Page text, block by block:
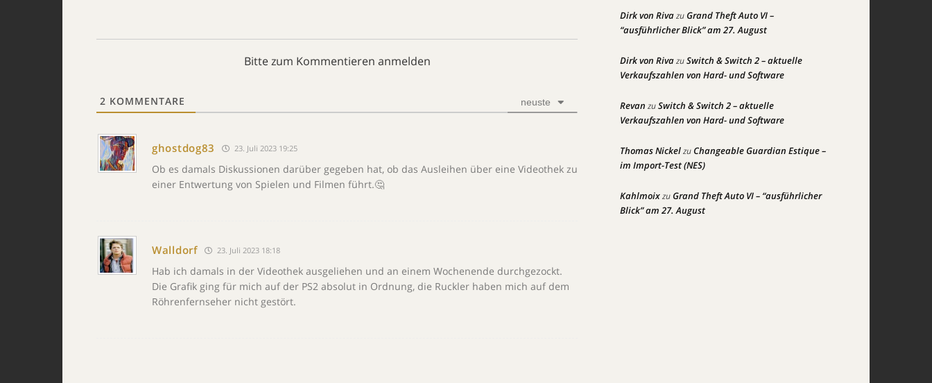
Bitte zum Kommentieren anmelden
2 KOMMENTARE neuste
ghostdog83 23. Juli 2023 19:25
Ob es damals Diskussionen darüber gegeben hat, ob das Ausleihen über eine Videothek zu
einer Entwertung von Spielen und Filmen führt.🤔
Walldorf 23. Juli 2023 18:18
Hab ich damals in der Videothek ausgeliehen und an einem Wochenende durchgezockt.
Die Grafik ging für mich auf der PS2 absolut in Ordnung, die Ruckler haben mich auf dem
Röhrenfernseher nicht gestört.
Dirk von RivazuGrand Theft Auto VI –
“ausführlicher Blick” am 27. August
Dirk von RivazuSwitch & Switch 2 – aktuelle
Verkaufszahlen von Hard- und Software
Revan zuSwitch & Switch 2 – aktuelle
Verkaufszahlen von Hard- und Software
Thomas NickelzuChangeable Guardian Estique –
im Import-Test (NES)
KahlmoixzuGrand Theft Auto VI – “ausführlicher
Blick” am 27. August